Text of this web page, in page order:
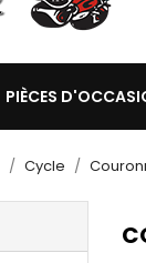
PIÈCES
Cycle